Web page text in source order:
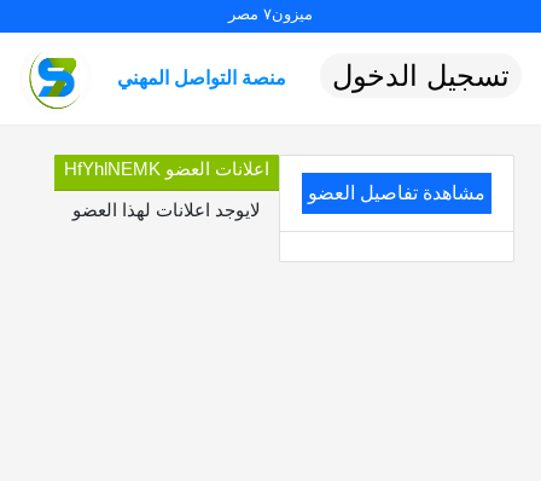
ميزون٧ مصر
منصة التواصل المهني تسجيل الدخول
مشاهدة تفاصيل العضو
اعلانات العضو HfYhlNEMK
لايوجد اعلانات لهذا العضو